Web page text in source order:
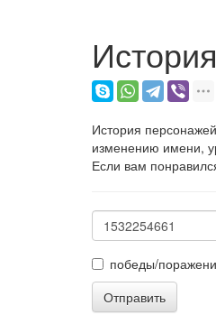
История
изменению имени,
Если вам
победы/
Отправить